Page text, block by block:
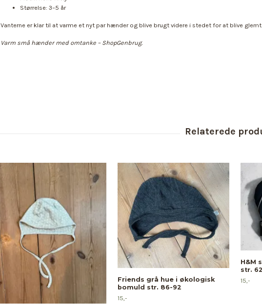
Størrelse: 3–5 år
Vanterne er klar til at varme et nyt par hænder og blive brugt videre i stedet for at blive glemt.
Varm små hænder med omtanke – ShopGenbrug.
Friends grå hue i økologisk
bomuld str. 86-92
15,-
H&M
str.
15,-